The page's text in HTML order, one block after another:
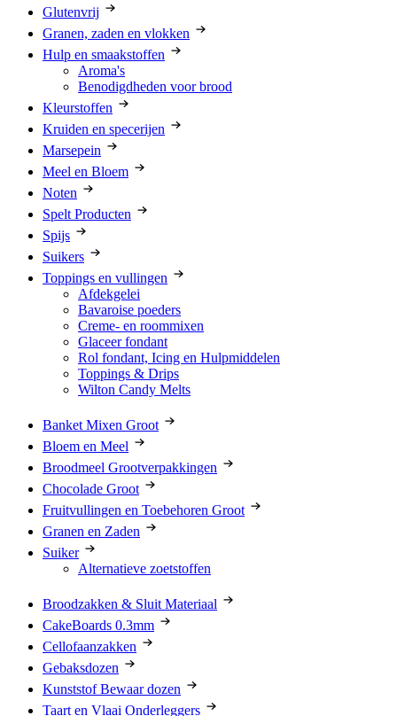
Glutenvrij
Granen, zaden en vlokken
Hulp en smaakstoffen
Aroma's
Benodigdheden voor brood
Kleurstoffen
Kruiden en specerijen
Marsepein
Meel en Bloem
Noten
Spelt Producten
Spijs
Suikers
Toppings en vullingen
Afdekgelei
Bavaroise poeders
Creme- en roommixen
Glaceer fondant
Rol fondant, Icing en Hulpmiddelen
Toppings & Drips
Wilton Candy Melts
Banket Mixen Groot
Bloem en Meel
Broodmeel Grootverpakkingen
Chocolade Groot
Fruitvullingen en Toebehoren Groot
Granen en Zaden
Suiker
Alternatieve zoetstoffen
Broodzakken & Sluit Materiaal
CakeBoards 0.3mm
Cellofaanzakken
Gebaksdozen
Kunststof Bewaar dozen
Taart en Vlaai Onderleggers